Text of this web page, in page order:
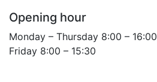
Opening hour
Monday – Thursday 8:00 – 16:00
Friday 8:00 – 15:30